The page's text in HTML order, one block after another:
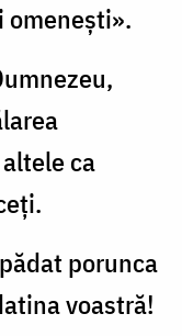
ca
porunca
voastră!